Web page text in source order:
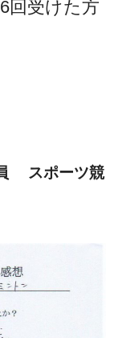
回受けた方
スポーツ競